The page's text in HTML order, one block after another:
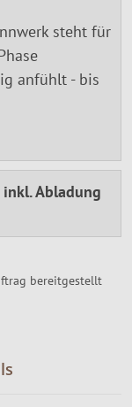
steht für
anfühlt - bis
Abladung
bereitgestellt